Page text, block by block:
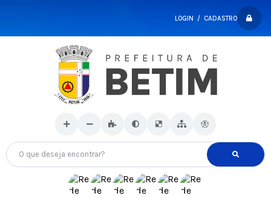
LOGIN / CADASTRO
O que deseja encontrar?